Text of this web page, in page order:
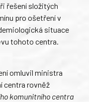
řešení složitých
pro ošetření v
situace
tohoto centra.
omluvil ministra
centra rovněž
komunitního centra